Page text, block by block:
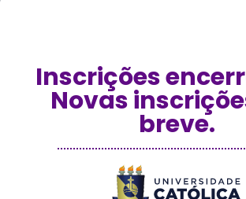
Inscrições
Novas
breve.